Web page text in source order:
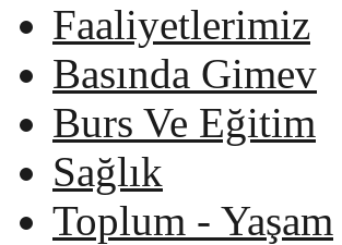
Faaliyetlerimiz
Basında Gimev
Burs Ve Eğitim
Sağlık
Toplum - Yaşam